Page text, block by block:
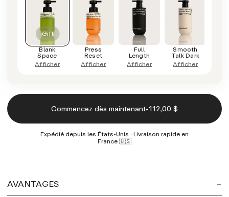
Blank
Space
Afficher
Press
Reset
Afficher
Full
Length
Afficher
Smooth
Talk Dark
Afficher
Commencez dès maintenant-112,00 $
Expédié depuis les États-Unis · Livraison rapide en
France 🇺🇸
AVANTAGES